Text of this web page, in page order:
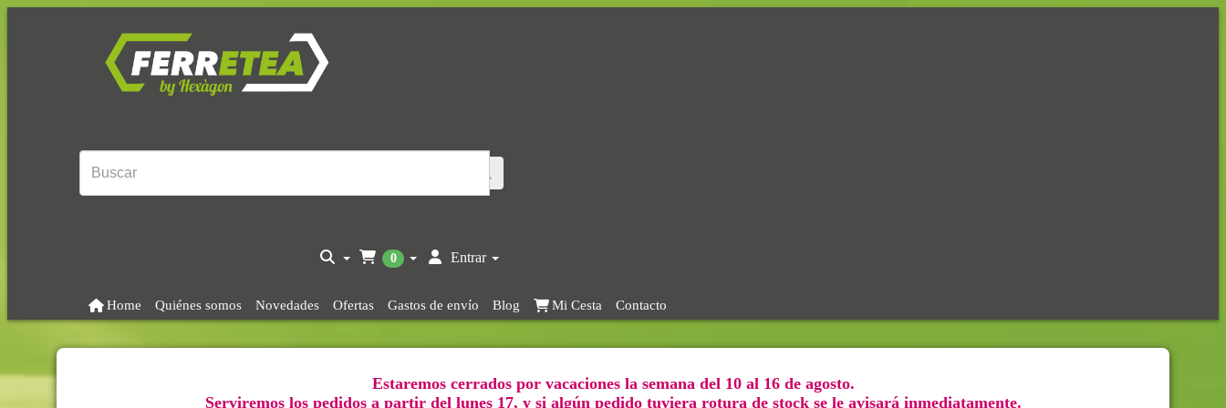
0 Entrar
Home Quiénes somos Novedades Ofertas Gastos de envío Blog Mi Cesta Contacto
Estaremos cerrados por vacaciones la semana del 10 al 16 de agosto.
Serviremos los pedidos a partir del lunes 17, y si algún pedido tuviera rotura de stock se le avisará inmediatamente.